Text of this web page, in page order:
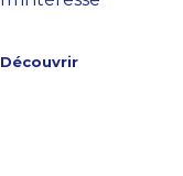
Découvrir